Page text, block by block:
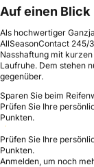
Auf einen Blick
Als hochwertiger
AllSeasonContact 245/
Nasshaftung mit
Laufruhe. Dem stehen
gegenüber.
Sparen Sie beim
Prüfen Sie Ihre
Punkten.
Prüfen Sie Ihre
Punkten.
Anmelden, um noch